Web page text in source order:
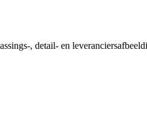
, detail- en